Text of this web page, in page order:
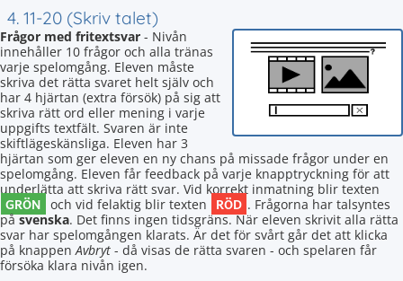
4. 11-20 (Skriv talet)
Frågor med fritextsvar - Nivån
innehåller 10 frågor och alla tränas
varje spelomgång. Eleven måste
skriva det rätta svaret helt själv och
har 4 hjärtan (extra försök) på sig att
skriva rätt ord eller mening i varje
uppgifts textfält. Svaren är inte
skiftlägeskänsliga. Eleven har 3
hjärtan som ger eleven en ny chans på missade frågor under en
spelomgång. Eleven får feedback på varje knapptryckning för att
underlätta att skriva rätt svar. Vid korrekt inmatning blir texten
GRÖN och vid felaktig blir texten RÖD . Frågorna har talsyntes
påsvenska. Det finns ingen tidsgräns. När eleven skrivit alla rätta
svar har spelomgången klarats. Är det för svårt går det att klicka
på knappenAvbryt - då visas de rätta svaren - och spelaren får
försöka klara nivån igen.